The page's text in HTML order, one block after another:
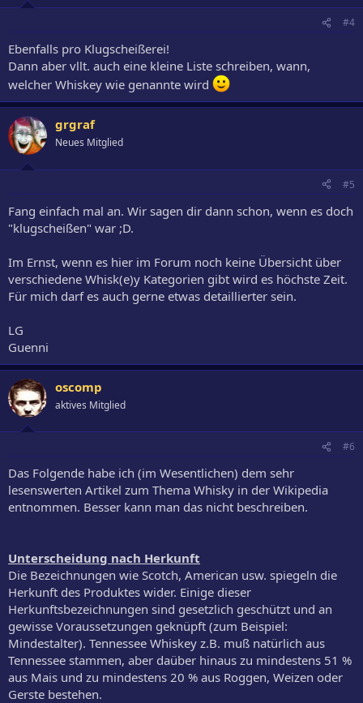
#4
Ebenfalls pro Klugscheißerei!
Dann aber vllt. auch eine kleine Liste schreiben, wann,
welcher Whiskey wie genannte wird
grgraf
Neues Mitglied
#5
Fang einfach mal an. Wir sagen dir dann schon, wenn es doch
"klugscheißen" war ;D.
Im Ernst, wenn es hier im Forum noch keine Übersicht über
verschiedene Whisk(e)y Kategorien gibt wird es höchste Zeit.
Für mich darf es auch gerne etwas detaillierter sein.
LG
Guenni
oscomp
aktives Mitglied
#6
Das Folgende habe ich (im Wesentlichen) dem sehr
lesenswerten Artikel zum Thema Whisky in der Wikipedia
entnommen. Besser kann man das nicht beschreiben.
Unterscheidung nach Herkunft
Die Bezeichnungen wie Scotch, American usw. spiegeln die
Herkunft des Produktes wider. Einige dieser
Herkunftsbezeichnungen sind gesetzlich geschützt und an
gewisse Voraussetzungen geknüpft (zum Beispiel:
Mindestalter). Tennessee Whiskey z.B. muß natürlich aus
Tennessee stammen, aber daüber hinaus zu mindestens 51 %
aus Mais und zu mindestens 20 % aus Roggen, Weizen oder
Gerste bestehen.